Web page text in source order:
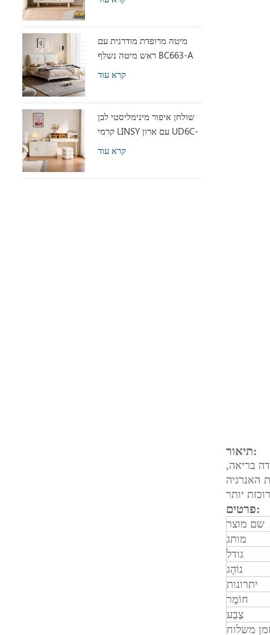
תיאור:
בריאה,
האנרגיה
פרטים:
שם מוצר
מותג
גודל
נוֹהָג
יתרונות
חוֹמֶר
צֶבַע
משלוח
מיטה מרופדת מודרנית עם
ראש מיטה נשלף BC663-A
קרא עוד
שולחן איפור מינימליסטי לבן
קרמי LINSY עם ארון UD6C-
קרא עוד